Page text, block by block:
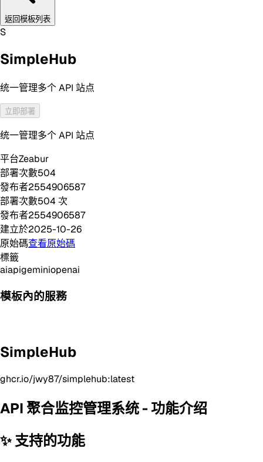
返回模板列表
S
SimpleHub
统一管理多个 API 站点
立即部署
统一管理多个 API 站点
平台Zeabur
部署次數504
發布者2554906587
部署次數504 次
發布者2554906587
建立於2025-10-26
原始碼查看原始碼
標籤
aiapigeminiopenai
模板內的服務
SimpleHub
ghcr.io/jwy87/simplehub:latest
API 聚合监控管理系统 - 功能介绍
✨ 支持的功能